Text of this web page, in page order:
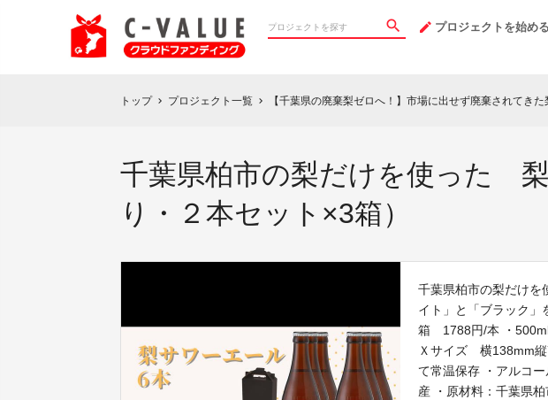
プロジェクトを始める
トップ chevron_right プロジェクト一覧 chevron_right 【千葉県の廃棄梨ゼロへ！】市場に出せず廃棄されてき
千葉県柏市の梨だけを使った
り・２本セット×3箱）
千葉県柏市の梨だけ
イト」と「ブラック」
箱 1788円/本 ・
Ｘサイズ 横138mm
て常温保存 ・アルコ
産 ・原材料：千葉県